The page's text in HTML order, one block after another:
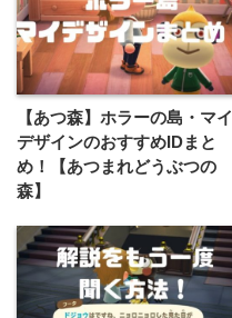
【あつ森】ホラーの島・マイ
デザインのおすすめIDまと
め！【あつまれどうぶつの
森】